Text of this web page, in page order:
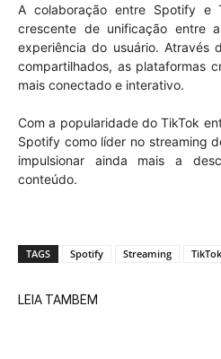
A colaboração entre Spotify e
crescente de unificação entre
experiência do usuário. Através
compartilhados, as plataformas
mais conectado e interativo.
Com a popularidade do TikTok
Spotify como líder no streaming
impulsionar ainda mais a
conteúdo.
TAGS Spotify Streaming TikTok
LEIA TAMBÉM